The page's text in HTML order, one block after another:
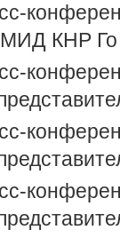
МИД КНР Го